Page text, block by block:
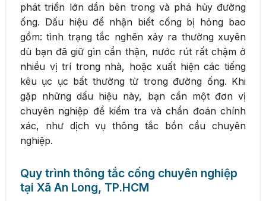
phát triển lớn dần bên trong và phá hủy đường
ống. Dấu hiệu để nhận biết cống bị hỏng bao
gồm: tình trạng tắc nghẽn xảy ra thường xuyên
dù bạn đã giữ gìn cẩn thận, nước rút rất chậm ở
nhiều vị trí trong nhà, hoặc xuất hiện các tiếng
kêu ục ục bất thường từ trong đường ống. Khi
gặp những dấu hiệu này, bạn cần một đơn vị
chuyên nghiệp để kiểm tra và chẩn đoán chính
xác, như dịch vụ thông tắc bồn cầu chuyên
nghiệp.
Quy trình thông tắc cống chuyên nghiệp
tại Xã An Long, TP.HCM